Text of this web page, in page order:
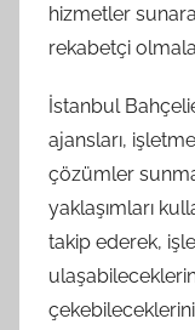
hizmetler
rekabetçi
İstanbul
ajansları,
çözümler
yaklaşımları
takip ederek,